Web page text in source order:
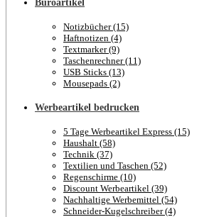
Büroartikel
Notizbücher (15)
Haftnotizen (4)
Textmarker (9)
Taschenrechner (11)
USB Sticks (13)
Mousepads (2)
Werbeartikel bedrucken
5 Tage Werbeartikel Express (15)
Haushalt (58)
Technik (37)
Textilien und Taschen (52)
Regenschirme (10)
Discount Werbeartikel (39)
Nachhaltige Werbemittel (54)
Schneider-Kugelschreiber (4)